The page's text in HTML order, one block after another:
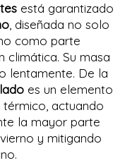
está garantizado
, diseñada no solo
como parte
climática. Su masa
lentamente. De la
es un elemento
actuando
la mayor parte
y mitigando